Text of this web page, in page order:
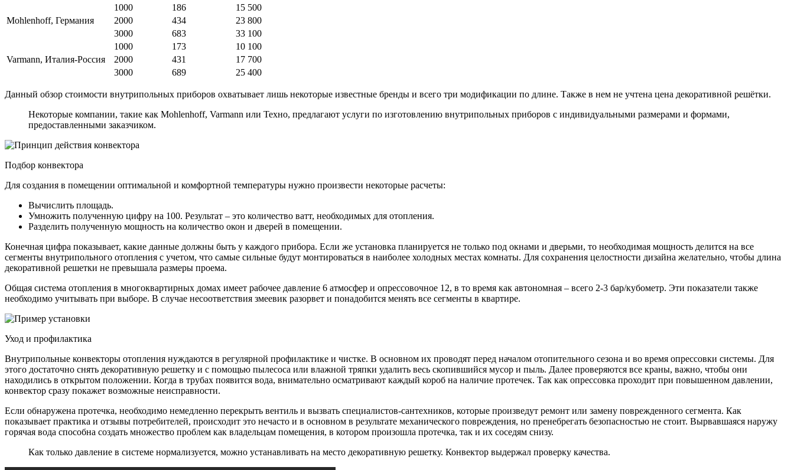
Mohlenhoff, Германия
1000 186
15 500
2000
434
23 800
3000
683 33 100
Varmann, Италия-Россия
1000 173
10 100
2000
431
17 700
3000
689 25 400
Данный обзор стоимости внутрипольных приборов охватывает лишь некоторые известные бренды и всего три модификации по длине. Также в нем не учтена цена декоративной решётки.
Некоторые компании, такие как Mohlenhoff, Varmann или Техно, предлагают услуги по изготовлению внутрипольных приборов с индивидуальными размерами и формами,
предоставленными заказчиком.
Подбор конвектора
Для создания в помещении оптимальной и комфортной температуры нужно произвести некоторые расчеты:
Вычислить площадь.
Умножить полученную цифру на 100. Результат – это количество ватт, необходимых для отопления.
Разделить полученную мощность на количество окон и дверей в помещении.
Конечная цифра показывает, какие данные должны быть у каждого прибора. Если же установка планируется не только под окнами и дверьми, то необходимая мощность делится на все
сегменты внутрипольного отопления с учетом, что самые сильные будут монтироваться в наиболее холодных местах комнаты. Для сохранения целостности дизайна желательно, чтобы длина
декоративной решетки не превышала размеры проема.
Общая система отопления в многоквартирных домах имеет рабочее давление 6 атмосфер и опрессовочное 12, в то время как автономная – всего 2-3 бар/кубометр. Эти показатели также
необходимо учитывать при выборе. В случае несоответствия змеевик разорвет и понадобится менять все сегменты в квартире.
Уход и профилактика
Внутрипольные конвекторы отопления нуждаются в регулярной профилактике и чистке. В основном их проводят перед началом отопительного сезона и во время опрессовки системы. Для
этого достаточно снять декоративную решетку и с помощью пылесоса или влажной тряпки удалить весь скопившийся мусор и пыль. Далее проверяются все краны, важно, чтобы они
находились в открытом положении. Когда в трубах появится вода, внимательно осматривают каждый короб на наличие протечек. Так как опрессовка проходит при повышенном давлении,
конвектор сразу покажет возможные неисправности.
Если обнаружена протечка, необходимо немедленно перекрыть вентиль и вызвать специалистов-сантехников, которые произведут ремонт или замену поврежденного сегмента. Как
показывает практика и отзывы потребителей, происходит это нечасто и в основном в результате механического повреждения, но пренебрегать безопасностью не стоит. Вырвавшаяся наружу
горячая вода способна создать множество проблем как владельцам помещения, в котором произошла протечка, так и их соседям снизу.
Как только давление в системе нормализуется, можно устанавливать на место декоративную решетку. Конвектор выдержал проверку качества.